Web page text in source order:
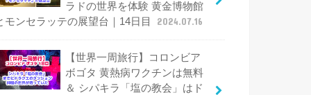
ラドの世界を体験 黄金博物館
モンセラッテの展望台｜14日目
2024.07.16
【世界一周旅行】コロンビア
ボゴタ 黄熱病ワクチンは無料
＆ シパキラ「塩の教会」はド